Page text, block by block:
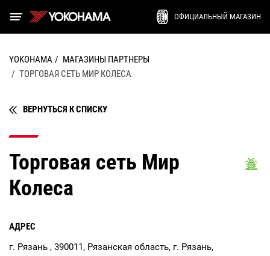
ОФИЦИАЛЬНЫЙ МАГАЗИН
YOKOHAMA
МАГАЗИНЫ ПАРТНЕРЫ
ТОРГОВАЯ СЕТЬ МИР КОЛЕСА
ВЕРНУТЬСЯ К СПИСКУ
Торговая сеть Мир
Колеса
АДРЕС
г. Рязань , 390011, Рязанская область, г. Рязань,